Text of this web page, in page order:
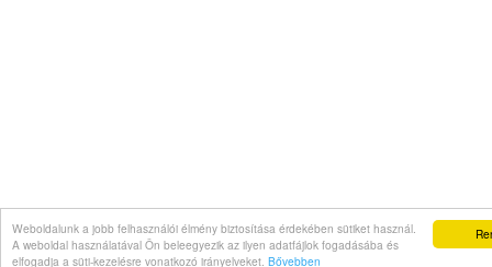
Weboldalunk a jobb felhasználói élmény biztosítása érdekében sütiket használ.
A weboldal használatával Ön beleegyezik az ilyen adatfájlok fogadásába és
elfogadja a süti-kezelésre vonatkozó irányelveket. Bővebben